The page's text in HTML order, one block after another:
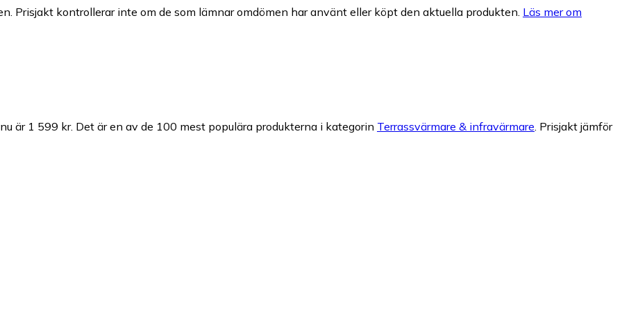
Prisjakt kontrollerar inte om de som lämnar omdömen har använt eller köpt den aktuella produkten. Läs mer om
är 1 599 kr. Det är en av de 100 mest populära produkterna i kategorin Terrassvärmare & infravärmare. Prisjakt jämför